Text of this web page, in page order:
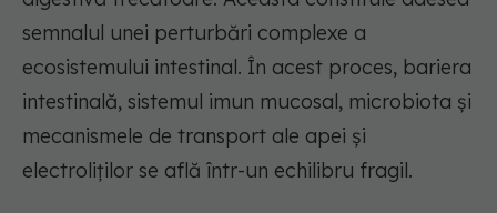
semnalul unei perturbări complexe a
ecosistemului intestinal. În acest proces, bariera
intestinală, sistemul imun mucosal, microbiota și
mecanismele de transport ale apei și
electroliților se află într-un echilibru fragil.